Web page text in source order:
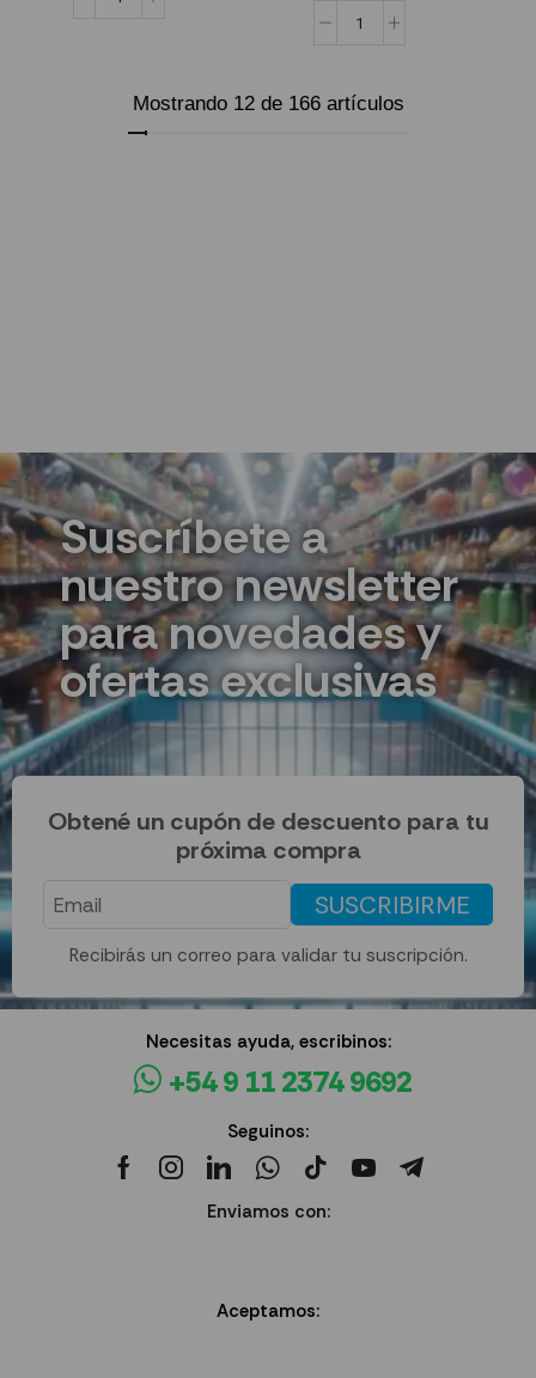
Mostrando 12 de 166 artículos
Suscríbete a
nuestro newsletter
para novedades y
ofertas exclusivas
Obtené un cupón de descuento para tu
próxima compra
SUSCRIBIRME
Recibirás un correo para validar tu suscripción.
Necesitas ayuda, escribinos:
+54 9 11 2374 9692
Seguinos:
Enviamos con:
Aceptamos: